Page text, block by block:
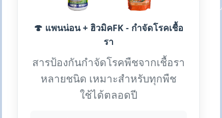
🍄 แพนน่อน + ฮิวมิคFK - กำจัดโรคเชื้อ
รา
สารป้องกันกำจัดโรคพืชจากเชื้อรา
หลายชนิด เหมาะสำหรับทุกพืช
ใช้ได้ตลอดปี